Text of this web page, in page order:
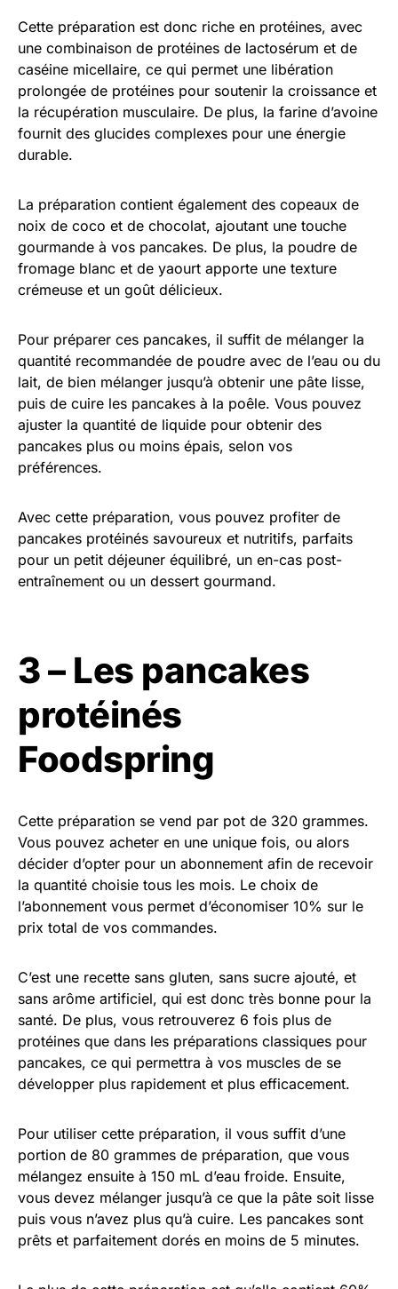
Cette préparation est donc riche en protéines, avec
une combinaison de protéines de lactosérum et de
caséine micellaire, ce qui permet une libération
prolongée de protéines pour soutenir la croissance et
la récupération musculaire. De plus, la farine d’avoine
fournit des glucides complexes pour une énergie
durable.
La préparation contient également des copeaux de
noix de coco et de chocolat, ajoutant une touche
gourmande à vos pancakes. De plus, la poudre de
fromage blanc et de yaourt apporte une texture
crémeuse et un goût délicieux.
Pour préparer ces pancakes, il suffit de mélanger la
quantité recommandée de poudre avec de l’eau ou du
lait, de bien mélanger jusqu’à obtenir une pâte lisse,
puis de cuire les pancakes à la poêle. Vous pouvez
ajuster la quantité de liquide pour obtenir des
pancakes plus ou moins épais, selon vos
préférences.
Avec cette préparation, vous pouvez profiter de
pancakes protéinés savoureux et nutritifs, parfaits
pour un petit déjeuner équilibré, un en-cas post-
entraînement ou un dessert gourmand.
3 – Les pancakes
protéinés
Foodspring
Cette préparation se vend par pot de 320 grammes.
Vous pouvez acheter en une unique fois, ou alors
décider d’opter pour un abonnement afin de recevoir
la quantité choisie tous les mois. Le choix de
l’abonnement vous permet d’économiser 10% sur le
prix total de vos commandes.
C’est une recette sans gluten, sans sucre ajouté, et
sans arôme artificiel, qui est donc très bonne pour la
santé. De plus, vous retrouverez 6 fois plus de
protéines que dans les préparations classiques pour
pancakes, ce qui permettra à vos muscles de se
développer plus rapidement et plus efficacement.
Pour utiliser cette préparation, il vous suffit d’une
portion de 80 grammes de préparation, que vous
mélangez ensuite à 150 mL d’eau froide. Ensuite,
vous devez mélanger jusqu’à ce que la pâte soit lisse
puis vous n’avez plus qu’à cuire. Les pancakes sont
prêts et parfaitement dorés en moins de 5 minutes.